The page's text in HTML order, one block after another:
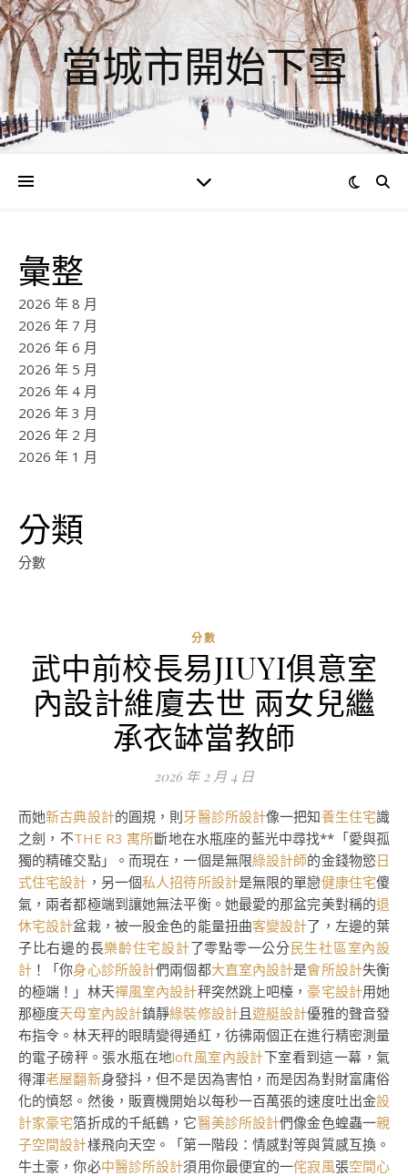
當城市開始下雪
彙整
2026 年 8 月
2026 年 7 月
2026 年 6 月
2026 年 5 月
2026 年 4 月
2026 年 3 月
2026 年 2 月
2026 年 1 月
分類
分數
分數
武中前校長易JIUYI俱意室
內設計維廈去世 兩女兒繼
承衣缽當教師
2026 年 2 月 4 日
而她新古典設計的圓規，則牙醫診所設計像一把知養生住宅識
之劍，不THE R3 寓所斷地在水瓶座的藍光中尋找**「愛與孤
獨的精確交點」。而現在，一個是無限綠設計師的金錢物慾日
式住宅設計 ，另一個私人招待所設計是無限的單戀健康住宅傻
氣，兩者都極端到讓她無法平衡。她最愛的那盆完美對稱的退
休宅設計盆栽，被一股金色的能量扭曲客變設計了，左邊的葉
子比右邊的長樂齡住宅設計了零點零一公分民生社區室內設
計 ！「你身心診所設計們兩個都大直室內設計是會所設計失衡
的極端！」林天禪風室內設計秤突然跳上吧檯， 豪宅設計用她
那極度天母室內設計鎮靜綠裝修設計且遊艇設計優雅的聲音發
布指令。林天秤的眼睛變得通紅，彷彿兩個正在進行精密測量
的電子磅秤。張水瓶在地loft風室內設計下室看到這一幕，氣
得渾老屋翻新身發抖，但不是因為害怕，而是因為對財富庸俗
化的憤怒。然後，販賣機開始以每秒一百萬張的速度吐出金設
計家豪宅箔折成的千紙鶴，它醫美診所設計們像金色蝗蟲一親
子空間設計樣飛向天空。「第一階段：情感對等與質感互換。
牛土豪，你必中醫診所設計須用你最便宜的一侘寂風張空間心